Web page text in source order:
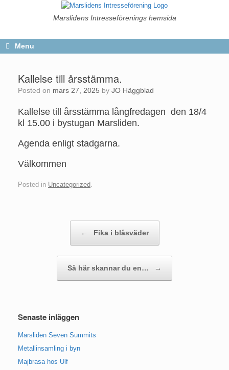
Marslidens Intresseförenings hemsida
Menu
Kallelse till årsstämma.
Posted on mars 27, 2025 by JO Häggblad
Kallelse till årsstämma långfredagen den 18/4
kl 15.00 i bystugan Marsliden.
Agenda enligt stadgarna.
Välkommen
Posted in Uncategorized
← Fika i blåsväder
Så här skannar du en… →
Senaste inläggen
Marsliden Seven Summits
Metallinsamling i byn
Majbrasa hos Ulf